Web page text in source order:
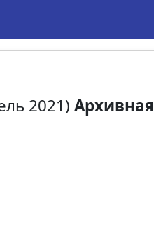
2021) Архивная